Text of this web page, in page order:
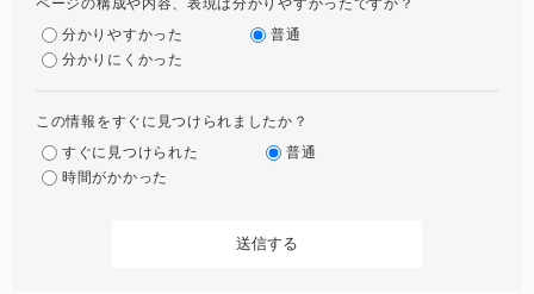
ページの構成や内容、表現は分かりやすかったですか？
分かりやすかった
普通
分かりにくかった
この情報をすぐに見つけられましたか？
すぐに見つけられた
普通
時間がかかった